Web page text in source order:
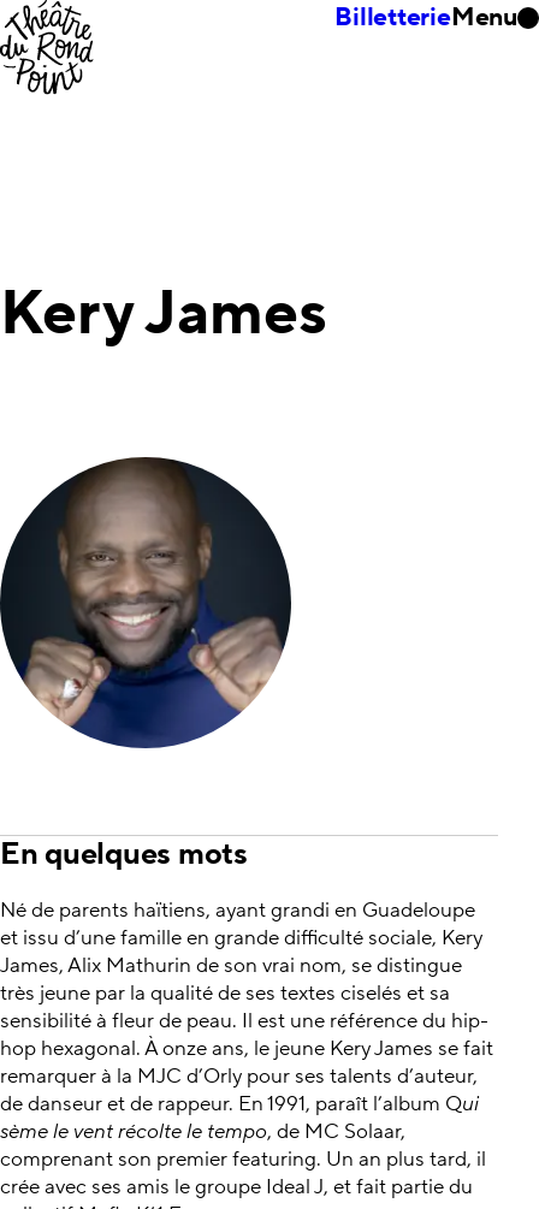
BilletterieMenu
Kery James
En quelques mots
Né de parents haïtiens, ayant grandi en Guadeloupe
et issu d’une famille en grande difficulté sociale, Kery
James, Alix Mathurin de son vrai nom, se distingue
très jeune par la qualité de ses textes ciselés et sa
sensibilité à fleur de peau. Il est une référence du hip-
hop hexagonal. À onze ans, le jeune Kery James se fait
remarquer à la MJC d’Orly pour ses talents d’auteur,
de danseur et de rappeur. En 1991, paraît l’album Qui
sème le vent récolte le tempo, de MC Solaar,
comprenant son premier featuring. Un an plus tard, il
crée avec ses amis le groupe Ideal J, et fait partie du